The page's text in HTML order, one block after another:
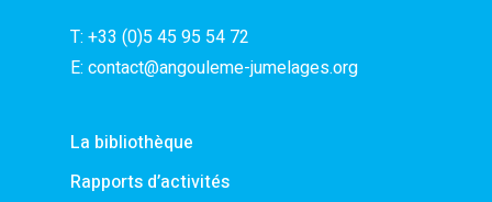
T: +33 (0)5 45 95 54 72
E: contact@angouleme-jumelages.org
La bibliothèque
Rapports d’activités